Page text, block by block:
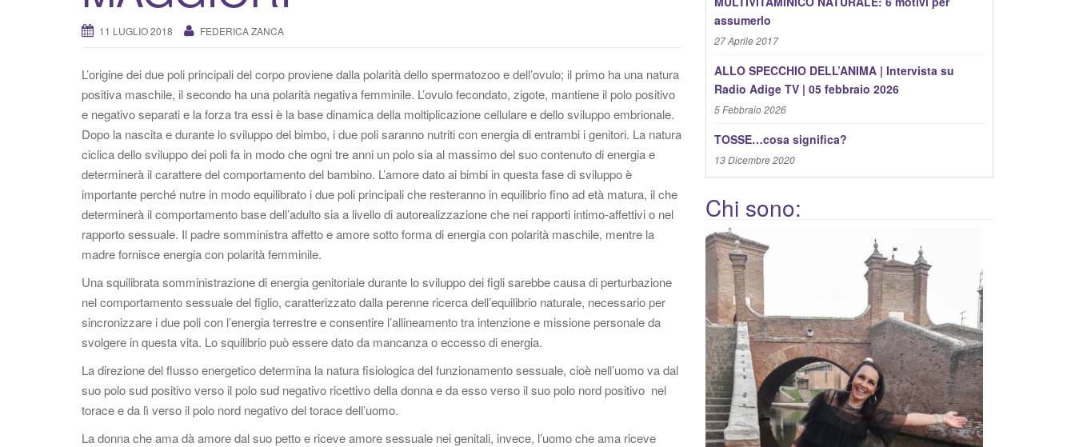
11 LUGLIO 2018 FEDERICA ZANCA
L’origine dei due poli principali del corpo proviene dalla polarità dello spermatozoo e dell’ovulo; il primo ha una natura
positiva maschile, il secondo ha una polarità negativa femminile. L’ovulo fecondato, zigote, mantiene il polo positivo
e negativo separati e la forza tra essi è la base dinamica della moltiplicazione cellulare e dello sviluppo embrionale.
Dopo la nascita e durante lo sviluppo del bimbo, i due poli saranno nutriti con energia di entrambi i genitori. La natura
ciclica dello sviluppo dei poli fa in modo che ogni tre anni un polo sia al massimo del suo contenuto di energia e
determinerà il carattere del comportamento del bambino. L’amore dato ai bimbi in questa fase di sviluppo è
importante perché nutre in modo equilibrato i due poli principali che resteranno in equilibrio fino ad età matura, il che
determinerà il comportamento base dell’adulto sia a livello di autorealizzazione che nei rapporti intimo-affettivi o nel
rapporto sessuale. Il padre somministra affetto e amore sotto forma di energia con polarità maschile, mentre la
madre fornisce energia con polarità femminile.
Una squilibrata somministrazione di energia genitoriale durante lo sviluppo dei figli sarebbe causa di perturbazione
nel comportamento sessuale del figlio, caratterizzato dalla perenne ricerca dell’equilibrio naturale, necessario per
sincronizzare i due poli con l’energia terrestre e consentire l’allineamento tra intenzione e missione personale da
svolgere in questa vita. Lo squilibrio può essere dato da mancanza o eccesso di energia.
La direzione del flusso energetico determina la natura fisiologica del funzionamento sessuale, cioè nell’uomo va dal
suo polo sud positivo verso il polo sud negativo ricettivo della donna e da esso verso il suo polo nord positivo nel
torace e da lì verso il polo nord negativo del torace dell’uomo.
La donna che ama dà amore dal suo petto e riceve amore sessuale nei genitali, invece, l’uomo che ama riceve
assumerlo
27 Aprile 2017
ALLO SPECCHIO DELL’ANIMA | Intervista su
Radio Adige TV | 05 febbraio 2026
5 Febbraio 2026
TOSSE…cosa significa?
13 Dicembre 2020
Chi sono: